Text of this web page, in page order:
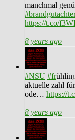
manchmal
https://t.co/
8 years ago
#NSU #fr
aktuelle zahl
ode… https://
8 years ago